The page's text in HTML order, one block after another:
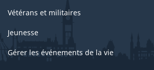
Vétérans et militaires
Jeunesse
Gérer les événements de la vie